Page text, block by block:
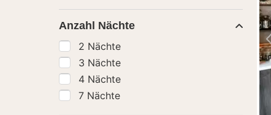
Anzahl Nächte
2 Nächte
3 Nächte
4 Nächte
7 Nächte